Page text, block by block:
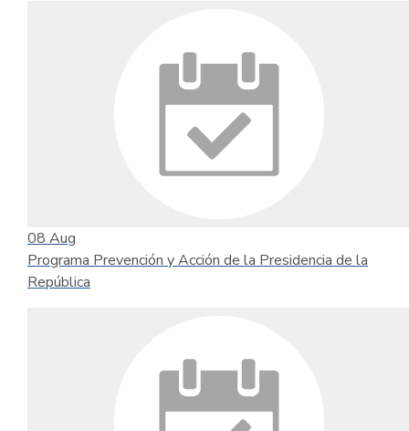
08 Aug
Programa Prevención y Acción de la Presidencia de la
República